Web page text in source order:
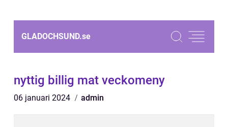
GLADOCHSUND.se
nyttig billig mat veckomeny
06 januari 2024 admin